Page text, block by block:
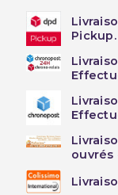
Pickup.
ouvrés